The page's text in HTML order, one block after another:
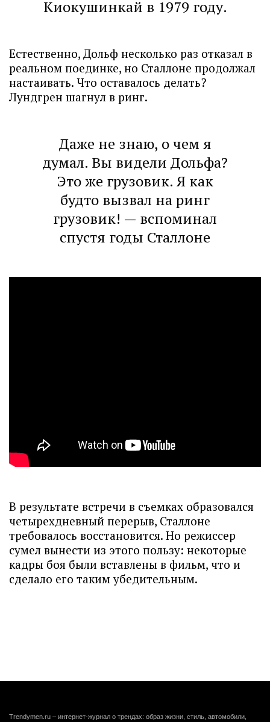
Киокушинкай в 1979 году.
Естественно, Дольф несколько раз отказал в
реальном поединке, но Сталлоне продолжал
настаивать. Что оставалось делать?
Лундгрен шагнул в ринг.
Даже не знаю, о чем я
думал. Вы видели Дольфа?
Это же грузовик. Я как
будто вызвал на ринг
грузовик! — вспоминал
спустя годы Сталлоне
В результате встречи в съемках образовался
четырехдневный перерыв, Сталлоне
требовалось восстановится. Но режиссер
сумел вынести из этого пользу: некоторые
кадры боя были вставлены в фильм, что и
сделало его таким убедительным.
Trendymen.ru – интернет-журнал о трендах: образ жизни, стиль, автомобили,